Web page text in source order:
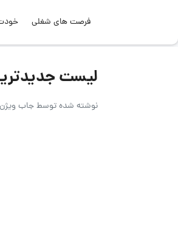
فرصت های شغلی
لیست جدیدترین
نوشته شده توسطجاب ویژن